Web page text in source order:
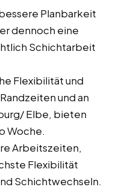
Planbarkeit
dennoch eine
Schichtarbeit
Flexibilität und
und an
Elbe, bieten
Woche.
Arbeitszeiten,
Flexibilität
Schichtwechseln.